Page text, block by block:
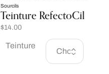
Sourcils
Teinture RefectoCil
$14.00
Teinture